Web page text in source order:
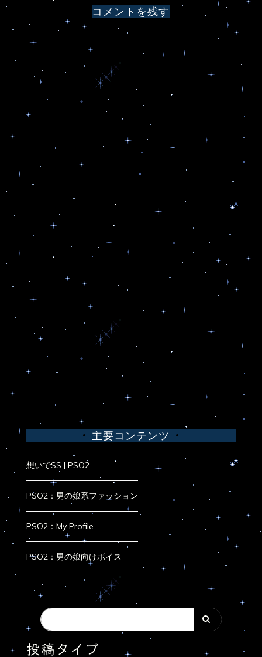
コメントを残す
主要コンテンツ
想いでSS | PSO2
PSO2：男の娘系ファッション
PSO2：My Profile
PSO2：男の娘向けボイス
投稿タイプ